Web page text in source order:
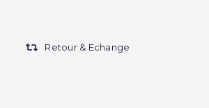
Retour & Echange